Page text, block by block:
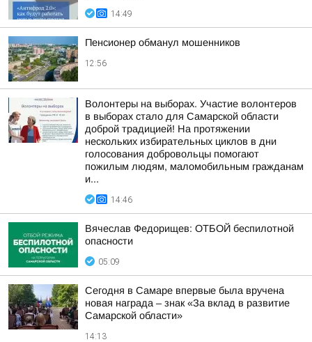
14:49
Пенсионер обманул мошенников
12:56
Волонтеры на выборах. Участие волонтеров
в выборах стало для Самарской области
доброй традицией! На протяжении
нескольких избирательных циклов в дни
голосования добровольцы помогают
пожилым людям, маломобильным гражданам
и...
14:46
Вячеслав Федорищев: ОТБОЙ беспилотной
опасности
05:09
Сегодня в Самаре впервые была вручена
новая награда – знак «За вклад в развитие
Самарской области»
14:13